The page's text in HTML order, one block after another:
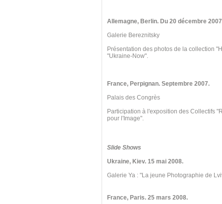
Allemagne, Berlin. Du 20 décembre
Galerie Bereznitsky
Présentation des photos de la collection
"Ukraine-Now".
France, Perpignan. Septembre 2007.
Palais des Congrès
Participation à l'exposition des Collectifs
pour l'Image".
Slide Shows
Ukraine, Kiev. 15 mai 2008.
Galerie Ya : "La jeune Photographie de
France, Paris. 25 mars 2008.